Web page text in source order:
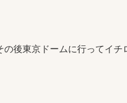
後東京ドームに行ってイ